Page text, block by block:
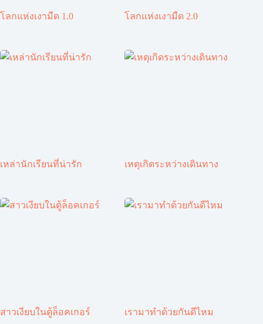
โลกแห่งเงามืด 1.0 โลกแห่งเงามืด 2.0
เหล่านักเรียนที่น่ารัก เหตุเกิดระหว่างเดินทาง
สาวเงียบในตู้ล็อคเกอร์ เรามาทำด้วยกันดีไหม